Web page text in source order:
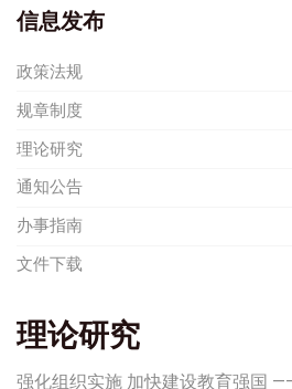
信息发布
政策法规
规章制度
理论研究
通知公告
办事指南
文件下载
理论研究
强化组织实施 加快建设教育强国